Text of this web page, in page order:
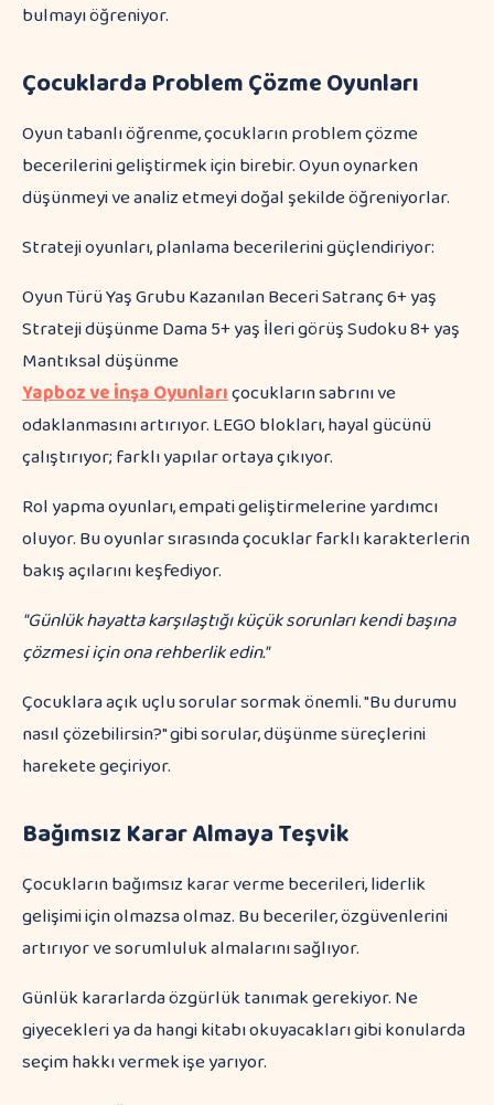
bulmayı öğreniyor.
Çocuklarda Problem Çözme Oyunları
Oyun tabanlı öğrenme, çocukların problem çözme
becerilerini geliştirmek için birebir. Oyun oynarken
düşünmeyi ve analiz etmeyi doğal şekilde öğreniyorlar.
Strateji oyunları, planlama becerilerini güçlendiriyor:
Oyun Türü Yaş Grubu Kazanılan Beceri Satranç 6+ yaş
Strateji düşünme Dama 5+ yaş İleri görüş Sudoku 8+ yaş
Mantıksal düşünme
Yapboz ve İnşa Oyunlarıçocukların sabrını ve
odaklanmasını artırıyor. LEGO blokları, hayal gücünü
çalıştırıyor; farklı yapılar ortaya çıkıyor.
Rol yapma oyunları, empati geliştirmelerine yardımcı
oluyor. Bu oyunlar sırasında çocuklar farklı karakterlerin
bakış açılarını keşfediyor.
"Günlük hayatta karşılaştığı küçük sorunları kendi başına
çözmesi için ona rehberlik edin."
Çocuklara açık uçlu sorular sormak önemli. "Bu durumu
nasıl çözebilirsin?" gibi sorular, düşünme süreçlerini
harekete geçiriyor.
Bağımsız Karar Almaya Teşvik
Çocukların bağımsız karar verme becerileri, liderlik
gelişimi için olmazsa olmaz. Bu beceriler, özgüvenlerini
artırıyor ve sorumluluk almalarını sağlıyor.
Günlük kararlarda özgürlük tanımak gerekiyor. Ne
giyecekleri ya da hangi kitabı okuyacakları gibi konularda
seçim hakkı vermek işe yarıyor.